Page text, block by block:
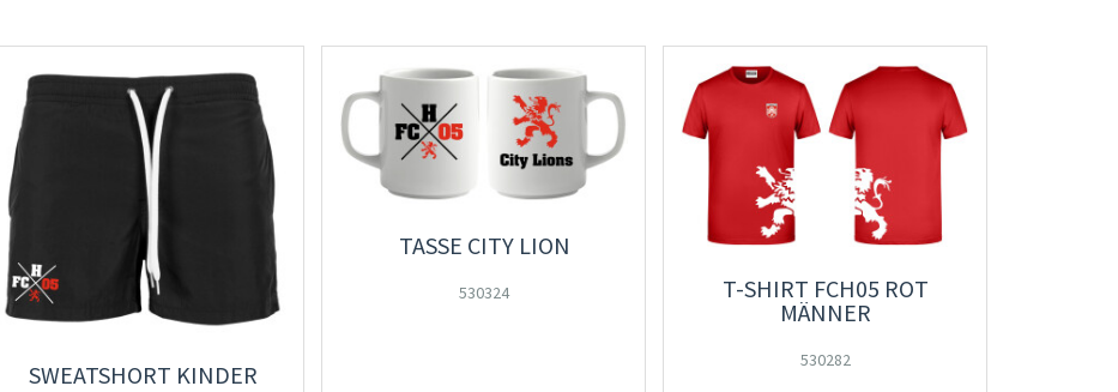
SWEATSHORT KINDER
TASSE CITY LION
530324
T-SHIRT FCH05 ROT
MÄNNER
530282